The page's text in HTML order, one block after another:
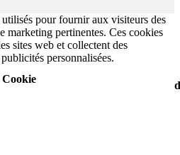
pour fournir aux visiteurs des
marketing pertinentes. Ces cookies
sites web et collectent des
personnalisées.
Cookie